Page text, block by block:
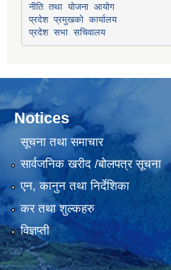
नीति तथा योजना आयोग
प्रदेश प्रमुखको कार्यालय
प्रदेश सभा सचिवालय
Notices
सूचना तथा समाचार
सार्वजनिक खरीद /बोलपत्र सूचना
एन, कानुन तथा निर्देशिका
कर तथा शुल्कहरु
विज्ञप्ती